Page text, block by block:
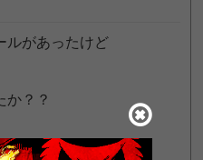
ルがあったけど
か？？